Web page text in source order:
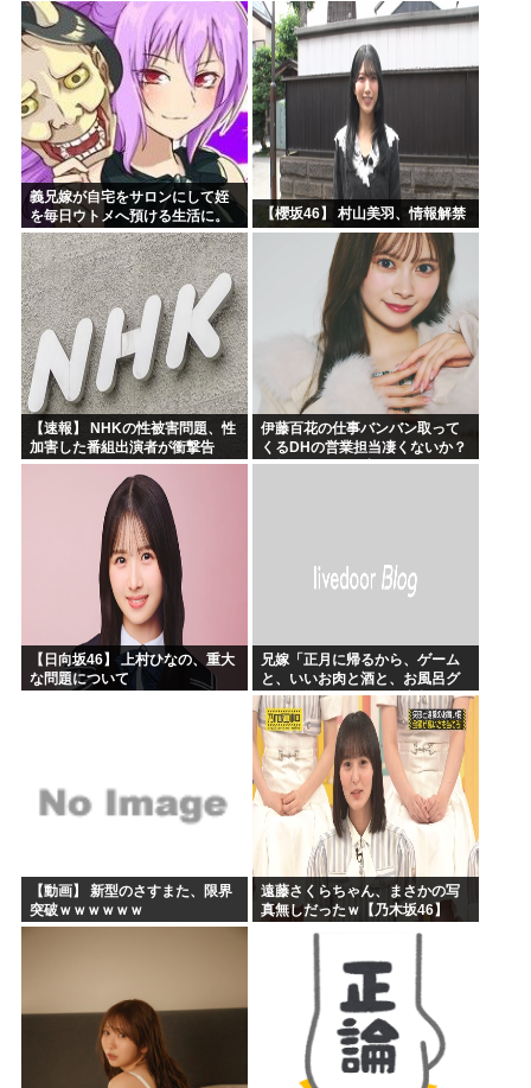
義兄嫁が自宅をサロンにして姪
を毎日ウトメへ預ける生活に。
数年後、そのツケが一気に回っ
てきて…
【櫻坂46】 村山美羽、情報解禁
【速報】 NHKの性被害問題、性
加害した番組出演者が衝撃告
白！
伊藤百花の仕事バンバン取って
くるDHの営業担当凄くないか？
今年のボーナス凄いことになり
【日向坂46】 上村ひなの、重大
な問題について
兄嫁「正月に帰るから、ゲーム
と、いいお肉と酒と、お風呂グ
ッズの準備しとけよ」寝起きの
私「知るかボケ」兄嫁「キィィ
ィィー！！！！」私「あ…」
【動画】 新型のさすまた、限界
突破ｗｗｗｗｗｗ
遠藤さくらちゃん、まさかの写
真無しだったｗ【乃木坂46】